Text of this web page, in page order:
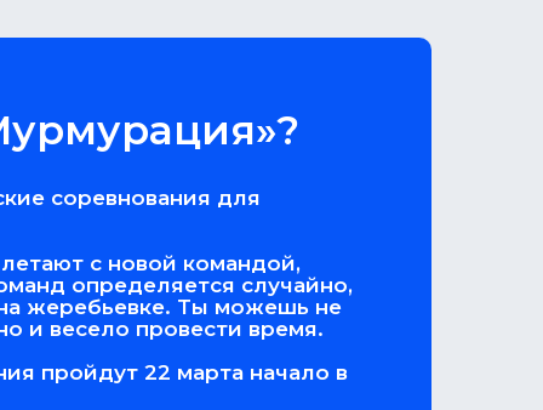
соревнования для
с новой командой,
определяется случайно,
жеребьевке. Ты можешь не
и весело провести время.
пройдут 22 марта начало в